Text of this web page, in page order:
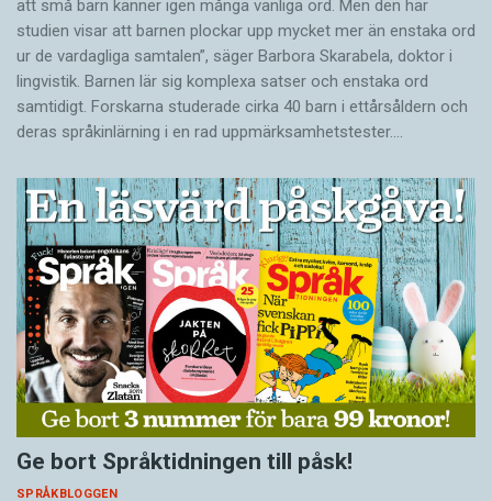
att små barn känner igen många vanliga ord. Men den här
studien visar att barnen plockar upp mycket mer än enstaka ord
ur de vardagliga samtalen”, säger Barbora Skarabela, doktor i
lingvistik. Barnen lär sig komplexa satser och enstaka ord
samtidigt. Forskarna studerade cirka 40 barn i ettårsåldern och
deras språkinlärning i en rad uppmärksamhetstester.…
Ge bort Språktidningen till påsk!
SPRÅKBLOGGEN